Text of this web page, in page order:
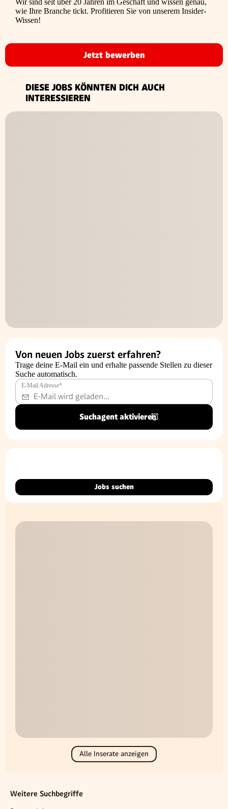
wie Ihre Branche tickt. Profitieren Sie von unserem Insider-
Wissen!
Jetzt bewerben
DIESE JOBS KÖNNTEN DICH AUCH
INTERESSIEREN
Von neuen Jobs zuerst erfahren?
Trage deine E-Mail ein und erhalte passende Stellen zu dieser
Suche automatisch.
E-Mail Adresse*
Suchagent aktivieren
Jobs suchen
Alle Inserate anzeigen
Weitere Suchbegriffe